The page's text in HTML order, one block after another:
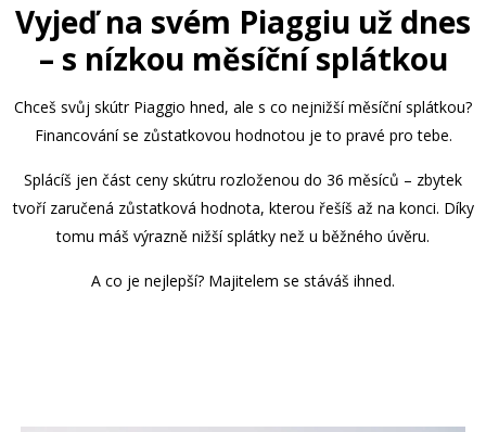
Vyjeď na svém Piaggiu už dnes
– s nízkou měsíční splátkou
Chceš svůj skútr Piaggio hned, ale s co nejnižší měsíční splátkou?
Financování se zůstatkovou hodnotou je to pravé pro tebe.
Splácíš jen část ceny skútru rozloženou do 36 měsíců – zbytek
tvoří zaručená zůstatková hodnota, kterou řešíš až na konci. Díky
tomu máš výrazně nižší splátky než u běžného úvěru.
A co je nejlepší? Majitelem se stáváš ihned.